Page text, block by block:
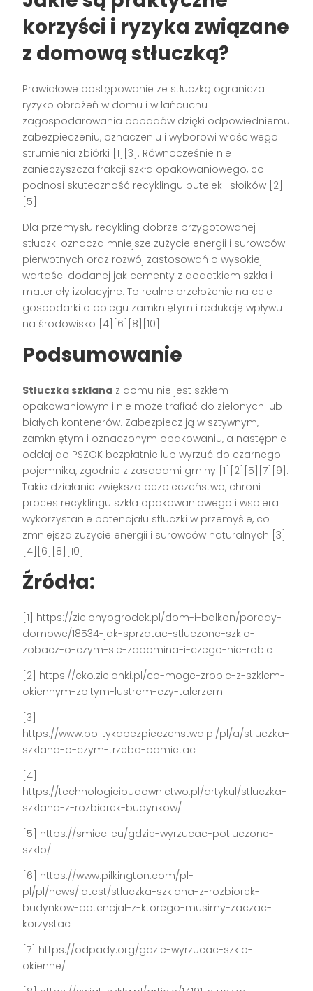
korzyści i ryzyka związane
z domową stłuczką?
Prawidłowe postępowanie ze stłuczką ogranicza
ryzyko obrażeń w domu i w łańcuchu
zagospodarowania odpadów dzięki odpowiedniemu
zabezpieczeniu, oznaczeniu i wyborowi właściwego
strumienia zbiórki [1][3]. Równocześnie nie
zanieczyszcza frakcji szkła opakowaniowego, co
podnosi skuteczność recyklingu butelek i słoików [2]
[5].
Dla przemysłu recykling dobrze przygotowanej
stłuczki oznacza mniejsze zużycie energii i surowców
pierwotnych oraz rozwój zastosowań o wysokiej
wartości dodanej jak cementy z dodatkiem szkła i
materiały izolacyjne. To realne przełożenie na cele
gospodarki o obiegu zamkniętym i redukcję wpływu
na środowisko [4][6][8][10].
Podsumowanie
Stłuczka szklana z domu nie jest szkłem
opakowaniowym i nie może trafiać do zielonych lub
białych kontenerów. Zabezpiecz ją w sztywnym,
zamkniętym i oznaczonym opakowaniu, a następnie
oddaj do PSZOK bezpłatnie lub wyrzuć do czarnego
pojemnika, zgodnie z zasadami gminy [1][2][5][7][9].
Takie działanie zwiększa bezpieczeństwo, chroni
proces recyklingu szkła opakowaniowego i wspiera
wykorzystanie potencjału stłuczki w przemyśle, co
zmniejsza zużycie energii i surowców naturalnych [3]
[4][6][8][10].
Źródła:
[1] https://zielonyogrodek.pl/dom-i-balkon/porady-
domowe/18534-jak-sprzatac-stluczone-szklo-
zobacz-o-czym-sie-zapomina-i-czego-nie-robic
[2] https://eko.zielonki.pl/co-moge-zrobic-z-szklem-
okiennym-zbitym-lustrem-czy-talerzem
[3]
https://www.politykabezpieczenstwa.pl/pl/a/stluczka-
szklana-o-czym-trzeba-pamietac
[4]
https://technologieibudownictwo.pl/artykul/stluczka-
szklana-z-rozbiorek-budynkow/
[5] https://smieci.eu/gdzie-wyrzucac-potluczone-
szklo/
[6] https://www.pilkington.com/pl-
pl/pl/news/latest/stluczka-szklana-z-rozbiorek-
budynkow-potencjal-z-ktorego-musimy-zaczac-
korzystac
[7] https://odpady.org/gdzie-wyrzucac-szklo-
okienne/